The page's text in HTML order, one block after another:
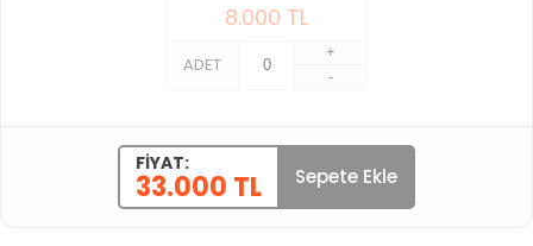
8.000 TL
ADET
+
-
FIYAT:
33.000 TL Sepete Ekle